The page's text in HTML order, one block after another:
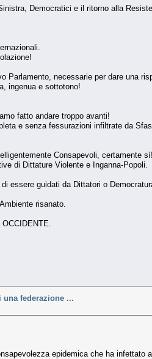
Democratici e il ritorno alla
necessarie per dare una
ingenua e sottotono!
fatto andare troppo avanti!
e senza fessurazioni infiltrate da
Consapevoli, certamente sì!
di Dittature Violente e Inganna-Popoli.
essere guidati da Dittatori o
risanato.
federazione ...
epidemica che ha infettato